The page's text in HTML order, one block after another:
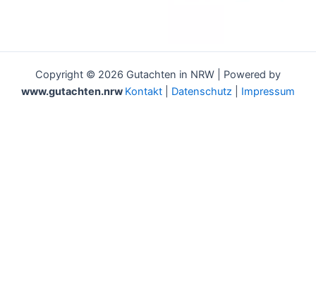
Copyright © 2026 Gutachten in NRW | Powered by
www.gutachten.nrw Kontakt Datenschutz Impressum